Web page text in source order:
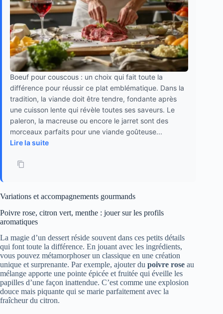
Boeuf pour couscous : un choix qui fait toute la
différence pour réussir ce plat emblématique. Dans la
tradition, la viande doit être tendre, fondante après
une cuisson lente qui révèle toutes ses saveurs. Le
paleron, la macreuse ou encore le jarret sont des
morceaux parfaits pour une viande goûteuse...
Lire la suite
Variations et accompagnements gourmands
Poivre rose, citron vert, menthe : jouer sur les profils
aromatiques
La magie d’un dessert réside souvent dans ces petits détails
qui font toute la différence. En jouant avec les ingrédients,
vous pouvez métamorphoser un classique en une création
unique et surprenante. Par exemple, ajouter du poivre rose au
mélange apporte une pointe épicée et fruitée qui éveille les
papilles d’une façon inattendue. C’est comme une explosion
douce mais piquante qui se marie parfaitement avec la
fraîcheur du citron.